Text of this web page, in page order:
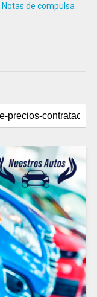
Notas de compulsa